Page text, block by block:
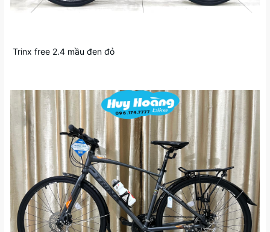
Trinx free 2.4 mầu đen đỏ